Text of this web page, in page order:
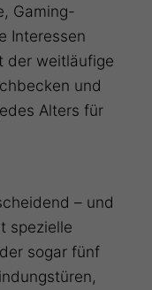
Gaming-
Interessen
der weitläufige
und
Alters für
– und
spezielle
sogar fünf